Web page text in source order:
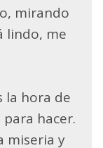
mirando
lindo, me
la hora de
hacer.
miseria y